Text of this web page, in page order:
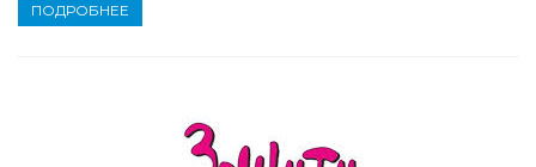
ПОДРОБНЕЕ